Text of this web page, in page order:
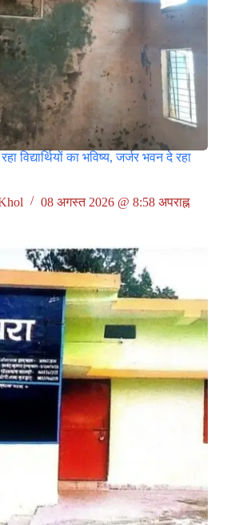
विद्यार्थियों का भविष्य, जर्जर भवन दे रहा
08 अगस्त 2026 @ 8:58 अपराह्न